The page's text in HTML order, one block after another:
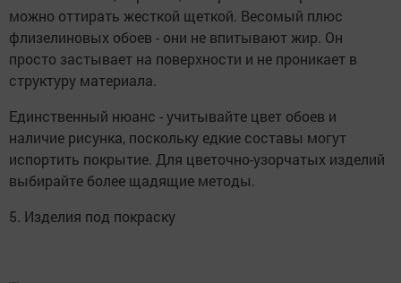
можно оттирать жесткой щеткой. Весомый плюс
флизелиновых обоев - они не впитывают жир. Он
просто застывает на поверхности и не проникает в
структуру материала.
Единственный нюанс - учитывайте цвет обоев и
наличие рисунка, поскольку едкие составы могут
испортить покрытие. Для цветочно-узорчатых изделий
выбирайте более щадящие методы.
5. Изделия под покраску